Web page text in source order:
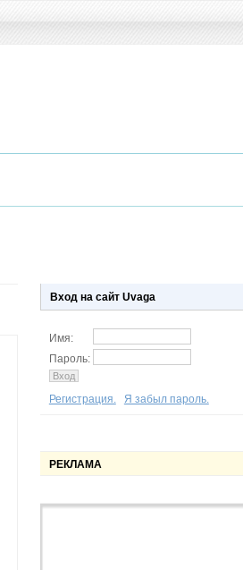
Вход на сайт Uvaga
Имя:
Пароль:
Регистрация. Я забыл пароль.
РЕКЛАМА